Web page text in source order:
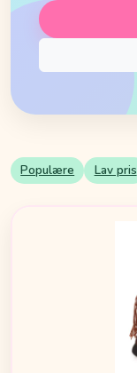
Populære Lav pris